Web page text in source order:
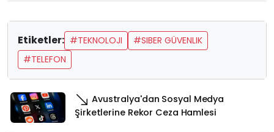
Etiketler: #TEKNOLOJI
#SIBER GÜVENLIK
#TELEFON
Avustralya'dan Sosyal Medya
Şirketlerine Rekor Ceza Hamlesi